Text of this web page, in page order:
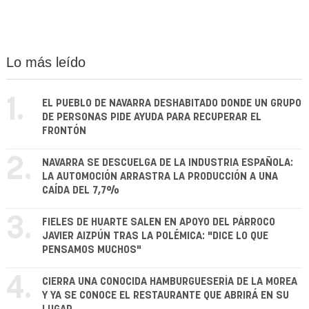
Lo más leído
1.
EL PUEBLO DE NAVARRA DESHABITADO DONDE UN GRUPO
DE PERSONAS PIDE AYUDA PARA RECUPERAR EL
FRONTÓN
2.
NAVARRA SE DESCUELGA DE LA INDUSTRIA ESPAÑOLA:
LA AUTOMOCIÓN ARRASTRA LA PRODUCCIÓN A UNA
CAÍDA DEL 7,7%
3.
FIELES DE HUARTE SALEN EN APOYO DEL PÁRROCO
JAVIER AIZPÚN TRAS LA POLÉMICA: "DICE LO QUE
PENSAMOS MUCHOS"
4.
CIERRA UNA CONOCIDA HAMBURGUESERÍA DE LA MOREA
Y YA SE CONOCE EL RESTAURANTE QUE ABRIRÁ EN SU